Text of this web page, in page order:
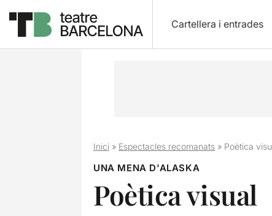
Cartellera i entrades
Inici» Espectacles recomanats» Poètica
UNA MENA D'ALASKA
Poètica visual